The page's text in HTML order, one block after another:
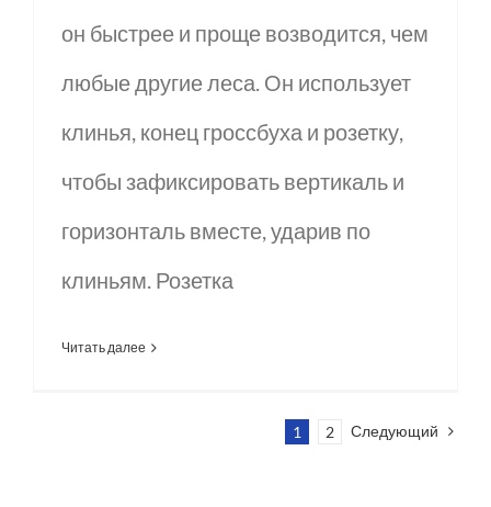
он быстрее и проще возводится, чем
любые другие леса. Он использует
клинья, конец гроссбуха и розетку,
чтобы зафиксировать вертикаль и
горизонталь вместе, ударив по
клиньям. Розетка
Читать далее
1 2 Следующий